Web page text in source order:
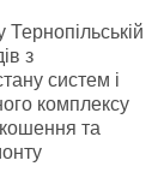
з
систем і
комплексу
та